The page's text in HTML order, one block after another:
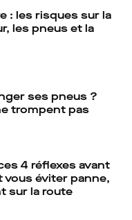
: les risques sur la
les pneus et la
ses pneus ?
trompent pas
4 réflexes avant
vous éviter panne,
sur la route